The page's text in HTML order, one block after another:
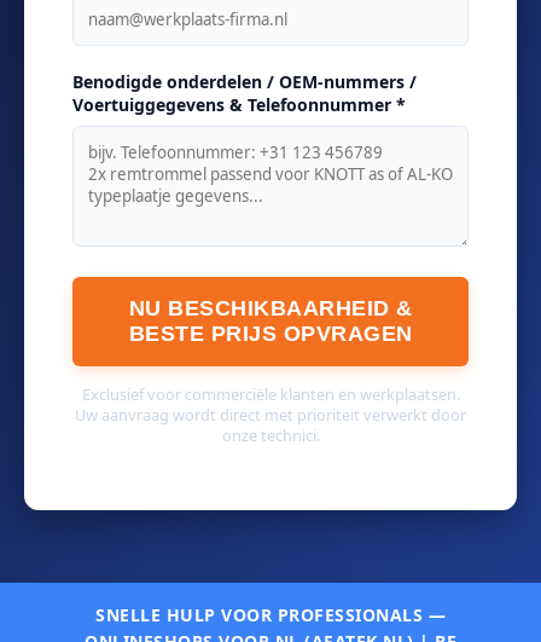
Benodigde onderdelen / OEM-nummers /
Voertuiggegevens & Telefoonnummer *
NU BESCHIKBAARHEID &
BESTE PRIJS OPVRAGEN
Exclusief voor commerciële klanten en werkplaatsen.
Uw aanvraag wordt direct met prioriteit verwerkt door
onze technici.
SNELLE HULP VOOR PROFESSIONALS —